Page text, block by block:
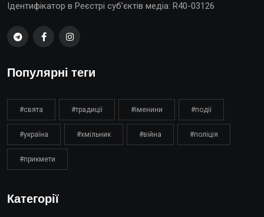
Ідентифікатор в Реєстрі суб’єктів медіа: R40-03126
Популярні теги
#свята #традиції #іменини #події
#україна #хмільник #війна #поліція
#прикмети
Категорії